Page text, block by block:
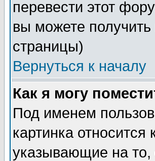
перевести этот
вы можете
страницы)
Вернуться к началу
Как я могу
Под именем
картинка
указывающие на